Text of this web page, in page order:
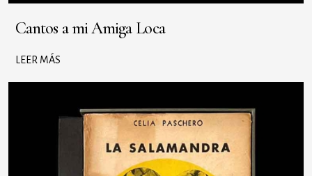
Cantos a mi Amiga Loca
LEER MÁS